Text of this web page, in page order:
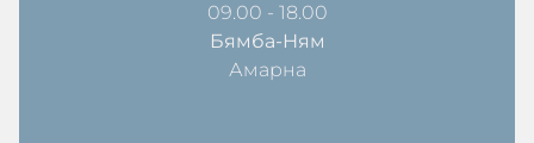
09.00 - 18.00
Бямба-Ням
Амарна